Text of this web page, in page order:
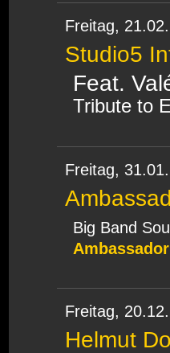
Freitag,
Studio5
Feat.
Tribute to
Freitag,
Big Band
Freitag,
Helmut